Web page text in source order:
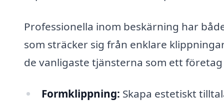
Professionella inom beskärning har
som sträcker sig från enklare
de vanligaste tjänsterna som ett
Formklippning: Skapa estetiskt